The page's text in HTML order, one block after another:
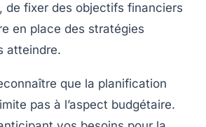
de fixer des objectifs financiers
en place des stratégies
atteindre.
que la planification
pas à l’aspect budgétaire.